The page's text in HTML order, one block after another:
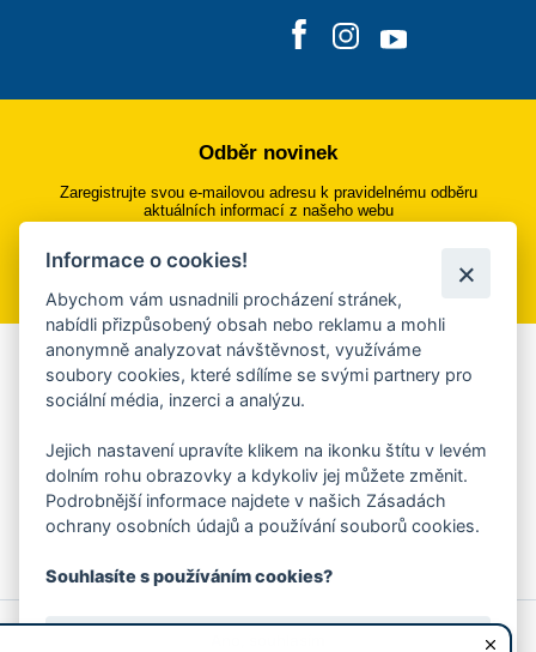
Odběr novinek
Zaregistrujte svou e-mailovou adresu k pravidelnému odběru
aktuálních informací z našeho webu
Přihlásit se k odběru
Aplikace Mobilní rozhlas
Chcete dostávat do svého mobilu či mailu upozornění na
ankety, pozvánky na kulturní a sportovní akce?
Více informací o aplikaci
© 2026 Magistrát města Zlína
Prohlášení o používání cookies
Informace o cookies!
Abychom vám usnadnili procházení stránek,
nabídli přizpůsobený obsah nebo reklamu a mohli
anonymně analyzovat návštěvnost, využíváme
soubory cookies, které sdílíme se svými partnery pro
sociální média, inzerci a analýzu.
Jejich nastavení upravíte klikem na ikonku štítu v levém
dolním rohu obrazovky a kdykoliv jej můžete změnit.
Podrobnější informace najdete v našich Zásadách
ochrany osobních údajů a používání souborů cookies.
Souhlasíte s používáním cookies?